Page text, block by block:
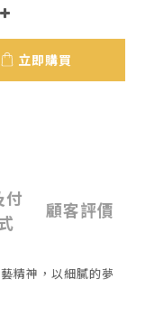
立即購買
付
顧客評價
精神，以細膩的夢